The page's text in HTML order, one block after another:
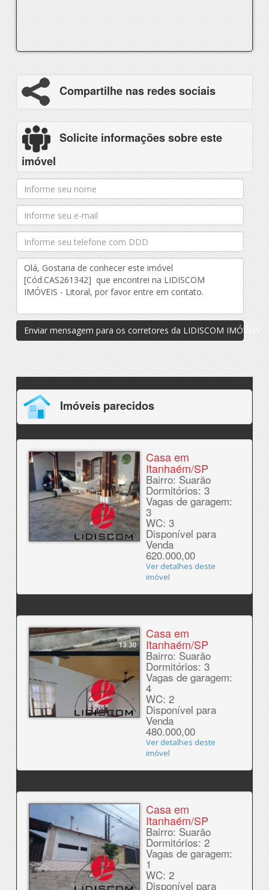
Compartilhe nas redes sociais
Solicite informações sobre este
imóvel
Enviar mensagem para os corretores da LIDISCOM IMÓVEIS -
Imóveis parecidos
Casa em
Itanhaém/SP
Bairro: Suarão
Dormitórios: 3
Vagas de garagem:
3
WC: 3
Disponível para
Venda
620.000,00
Ver detalhes deste
imóvel
Casa em
Itanhaém/SP
Bairro: Suarão
Dormitórios: 3
Vagas de garagem:
4
WC: 2
Disponível para
Venda
480.000,00
Ver detalhes deste
imóvel
Casa em
Itanhaém/SP
Bairro: Suarão
Dormitórios: 2
Vagas de garagem:
1
WC: 2
Disponível para